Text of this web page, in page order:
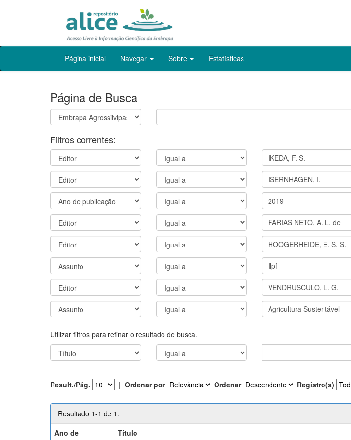
Skip
Página inicial Navegar Sobre Estatísticas
Página de Busca
Filtros correntes:
Utilizar filtros para refinar o resultado de busca.
Result./Pág. | Ordenar por Ordenar Registro(s)
Resultado 1-1 de 1.
Ano de
Título